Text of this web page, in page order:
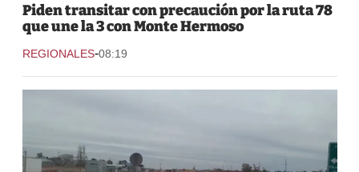
Piden transitar con precaución por la ruta 78
que une la 3 con Monte Hermoso
REGIONALES-08:19